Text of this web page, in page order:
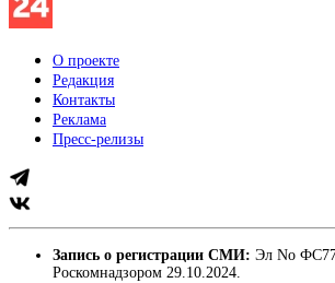
О проекте
Редакция
Контакты
Реклама
Пресс-релизы
Запись о регистрации СМИ: Эл No
Роскомнадзором 29.10.2024.